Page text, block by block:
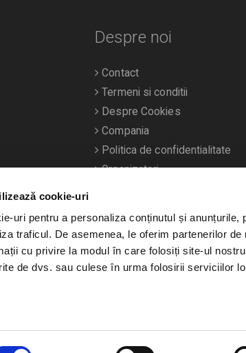
cookie-uri
uri pentru a personaliza conținutul și
traficul. De asemenea, le oferim partenerilor
cu privire la modul în care folosiți site-ul
de dvs. sau culese în urma folosirii serviciilor
Despre noi
Contact
Termeni si conditii
Despre Cookies
Compania
Politica de confidentialitate
Organizatori